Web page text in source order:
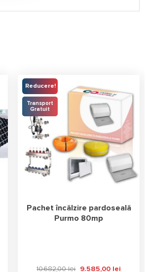
Reducere!
Transport
Gratuit
Pachet încălzire pardoseală
Purmo 80mp
10.682,00lei
Prețul
9.585,00 leiPrețul